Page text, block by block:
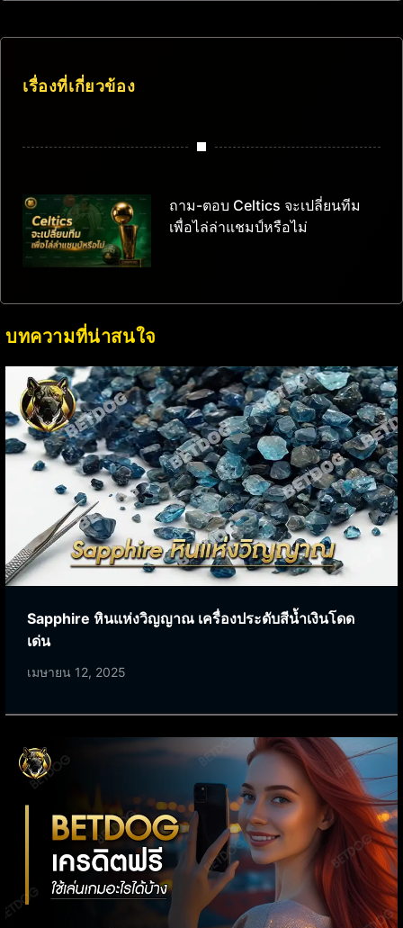
เรื่องที่เกี่ยวข้อง
ถาม-ตอบ Celtics จะเปลี่ยนทีม
เพื่อไล่ล่าแชมป์หรือไม่
บทความที่น่าสนใจ
Sapphire หินแห่งวิญญาณ เครื่องประดับสีน้ำเงินโดด
เด่น
เมษายน 12, 2025